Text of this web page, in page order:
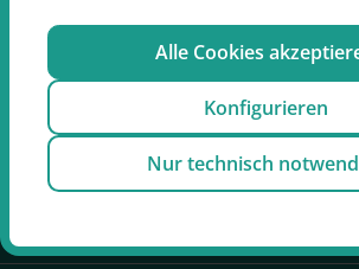
Vertrag widerrufen
Service
Alle Cookies
Konfigurieren
Nur technisch